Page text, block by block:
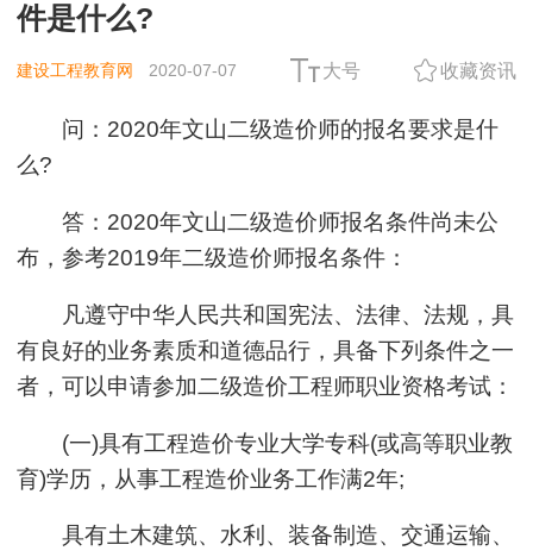
件是什么?
建设工程教育网 2020-07-07 大号 收藏资讯
问：2020年文山二级造价师的报名要求是什
么?
答：2020年文山二级造价师报名条件尚未公
布，参考2019年二级造价师报名条件：
凡遵守中华人民共和国宪法、法律、法规，具
有良好的业务素质和道德品行，具备下列条件之一
者，可以申请参加二级造价工程师职业资格考试：
(一)具有工程造价专业大学专科(或高等职业教
育)学历，从事工程造价业务工作满2年;
具有土木建筑、水利、装备制造、交通运输、